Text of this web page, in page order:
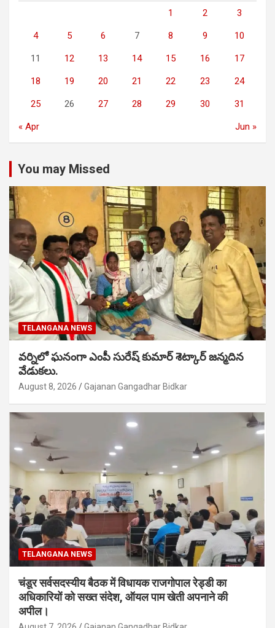
1 2 3
4 5 6 7 8 9 10
11 12 13 14 15 16 17
18 19 20 21 22 23 24
25 26 27 28 29 30 31
« Apr Jun »
You may Missed
TELANGANA NEWS
వర్నిలో ఘనంగా ఎంపీ సురేష్ కుమార్ శెట్కార్ జన్మదిన
వేడుకలు.
August 8, 2026 Gajanan Gangadhar Bidkar
TELANGANA NEWS
चंडूर सर्वसदस्यीय बैठक में विधायक राजगोपाल रेड्डी का
अधिकारियों को सख्त संदेश, ऑयल पाम खेती अपनाने की
अपील।